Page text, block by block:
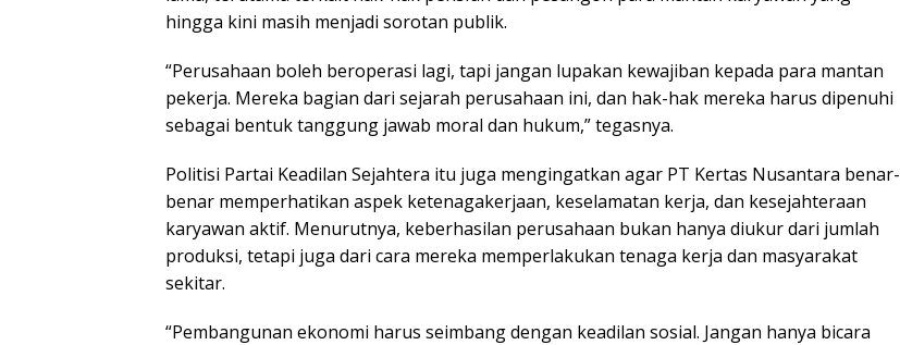
hingga kini masih menjadi sorotan publik.
“Perusahaan boleh beroperasi lagi, tapi jangan lupakan kewajiban kepada para mantan
pekerja. Mereka bagian dari sejarah perusahaan ini, dan hak-hak mereka harus dipenuhi
sebagai bentuk tanggung jawab moral dan hukum,” tegasnya.
Politisi Partai Keadilan Sejahtera itu juga mengingatkan agar PT Kertas Nusantara benar-
benar memperhatikan aspek ketenagakerjaan, keselamatan kerja, dan kesejahteraan
karyawan aktif. Menurutnya, keberhasilan perusahaan bukan hanya diukur dari jumlah
produksi, tetapi juga dari cara mereka memperlakukan tenaga kerja dan masyarakat
sekitar.
“Pembangunan ekonomi harus seimbang dengan keadilan sosial. Jangan hanya bicara